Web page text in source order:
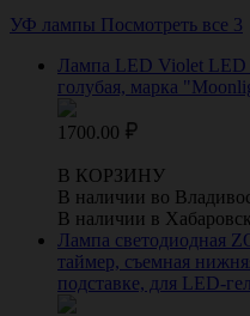
УФ лампы Посмотреть все 3
Лампа LED Violet LED
голубая, марка
1700.00
В КОРЗИНУ
В наличии во
В наличии в
Лампа светодиодная
таймер, съемная
подставке, для LED-